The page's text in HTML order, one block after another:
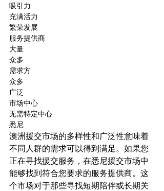
吸引力
充满活力
繁荣发展
服务提供商
大量
众多
需求方
众多
广泛
市场中心
无需特定中心
悉尼
澳洲援交市场的多样性和广泛性意味着
不同人群的需求可以得到满足。如果您
正在寻找援交服务，在悉尼援交市场中
能够找到符合您要求的服务提供商。这
个市场对于那些寻找短期陪伴或长期关